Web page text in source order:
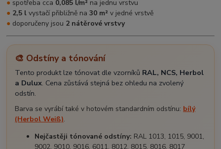
● spotřeba cca 0,085 l/m² na jednu vrstvu
● 2,5 l vystačí přibližně na30 m² v jedné vrstvě
● doporučeny jsou 2 nátěrové vrstvy
🎨 Odstíny a tónování
Tento produkt lze tónovat dle vzorníků RAL, NCS, Herbol
a Dulux. Cena zůstává stejná bez ohledu na zvolený
odstín.
Barva se vyrábí také v hotovém standardním odstínu: bílý
(Herbol Weiß).
Nejčastěji tónované odstíny: RAL 1013, 1015, 9001,
9002, 9010, 9016, 6011, 8012, 8015, 8016, 8017